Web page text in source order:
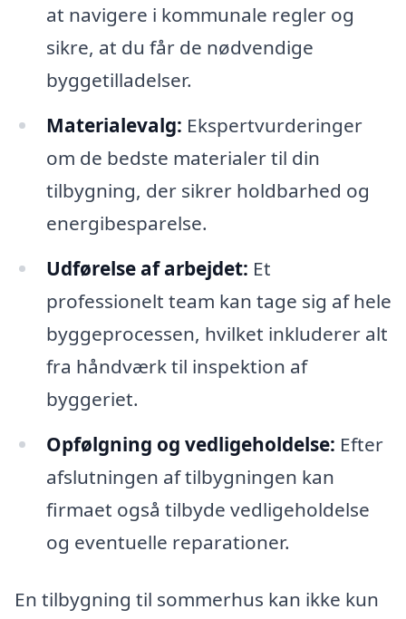
at navigere i kommunale regler og
sikre, at du får de nødvendige
byggetilladelser.
Materialevalg: Ekspertvurderinger
om de bedste materialer til din
tilbygning, der sikrer holdbarhed og
energibesparelse.
Udførelse af arbejdet: Et
professionelt team kan tage sig af hele
byggeprocessen, hvilket inkluderer alt
fra håndværk til inspektion af
byggeriet.
Opfølgning og vedligeholdelse: Efter
afslutningen af tilbygningen kan
firmaet også tilbyde vedligeholdelse
og eventuelle reparationer.
En tilbygning til sommerhus kan ikke kun